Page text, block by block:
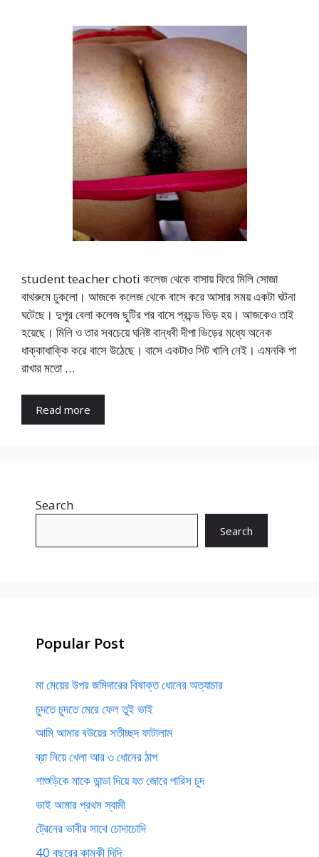
student teacher choti কলেজ থেকে বাসায় ফিরে মিলি সোজা
বাথরুমে ঢুকলো। আজকে কলেজ থেকে বাসে করে আসার সময় একটা ঘটনা
ঘটেছে। দুপুর বেলা কলেজ ছুটির পর বাসে প্রচন্ড ভিড় হয়। আজকেও তাই
হয়েছে। মিলি ও তার সবচেয়ে ঘনিষ্ট বান্ধবী দীপা ভিড়ের মধ্যে অনেক
ধাক্কাধাক্কি করে বাসে উঠেছে। বাসে একটাও সিট খালি নেই। এমনকি পা
রাখার মতো …
Read more
Search
Search
Popular Post
মা মেয়ের উপর জমিদারের বিষাক্ত ধোনের অত্যাচার
চুদতে চুদতে মেরে ফেল তুই ভাই
আমি আমার বউয়ের সতীচ্ছদ ফাটালাম
ব্রা নিয়ে খেলা আর ৩ ধোনের ঠাপ
শাশুড়িকে মাকে ডান্ডা দিয়ে যত জোরে পারিস চুদ
ভাই আমার প্রথম স্বামী
ট্রেনের ভাবীর সাথে চোদাচোদি
40 বছরের কামুকী দিদি